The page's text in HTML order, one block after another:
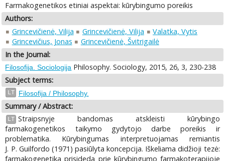
Farmakogenetikos etiniai aspektai: kūrybingumo poreikis
Authors:
Grincevičienė, Vilija
Grincevičienė, Vilija
Valatka, Vytis
Grincevičius, Jonas
Grincevičienė, Švitrigailė
In the Journal:
Filosofija. Sociologija Philosophy. Sociology, 2015, 26, 3, 230-238
Subject terms:
LT Filosofija / Philosophy.
Summary / Abstract:
LT Straipsnyje bandomas atskleisti kūrybingo
farmakogenetikos taikymo gydytojo darbe poreikis ir
problematika. Kūrybingumas interpretuojamas remiantis
J. P. Guilfordo (1971) pasiūlyta koncepcija. Iškeliama didžioji tezė:
farmakogenetika prisideda prie kūrybingumo farmakoterapijoje